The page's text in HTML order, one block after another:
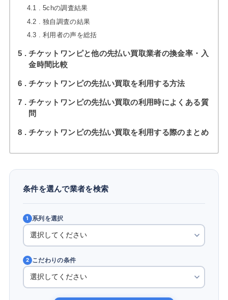
4.1
5chの調査結果
4.2
独自調査の結果
4.3
利用者の声を総括
5
チケットワンピと他の先払い買取業者の換金率・入
金時間比較
6 チケットワンピの先払い買取を利用する方法
7
チケットワンピの先払い買取の利用時によくある質
問
8 チケットワンピの先払い買取を利用する際のまとめ
条件を選んで業者を検索
1 系列を選択
2 こだわりの条件